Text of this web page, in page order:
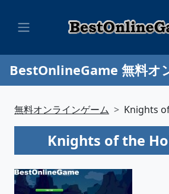
BestOnlineGame 無料オ
無料オンラインゲーム Knights
Knights of the